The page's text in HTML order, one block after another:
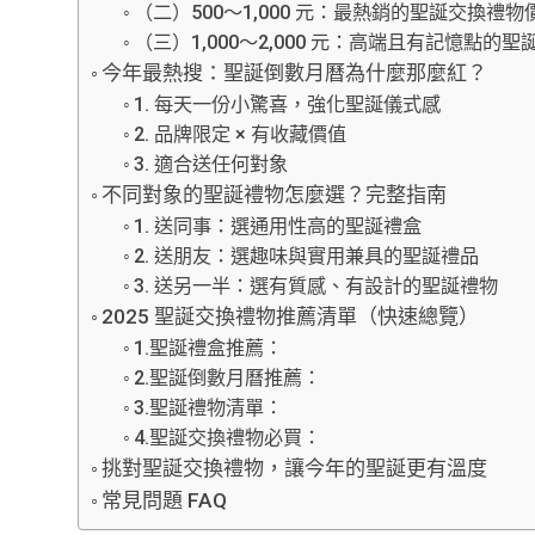
（二）500～1,000 元：最熱銷的聖誕交換禮物
（三）1,000～2,000 元：高端且有記憶點的聖
今年最熱搜：聖誕倒數月曆為什麼那麼紅？
1. 每天一份小驚喜，強化聖誕儀式感
2. 品牌限定 × 有收藏價值
3. 適合送任何對象
不同對象的聖誕禮物怎麼選？完整指南
1. 送同事：選通用性高的聖誕禮盒
2. 送朋友：選趣味與實用兼具的聖誕禮品
3. 送另一半：選有質感、有設計的聖誕禮物
2025 聖誕交換禮物推薦清單（快速總覽）
1.聖誕禮盒推薦：
2.聖誕倒數月曆推薦：
3.聖誕禮物清單：
4.聖誕交換禮物必買：
挑對聖誕交換禮物，讓今年的聖誕更有溫度
常見問題 FAQ